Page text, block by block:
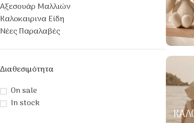
Αξεσουάρ Μαλλιών
Καλοκαιρινα Είδη
Νέες Παραλαβές
Διαθεσιμότητα
On sale
In stock